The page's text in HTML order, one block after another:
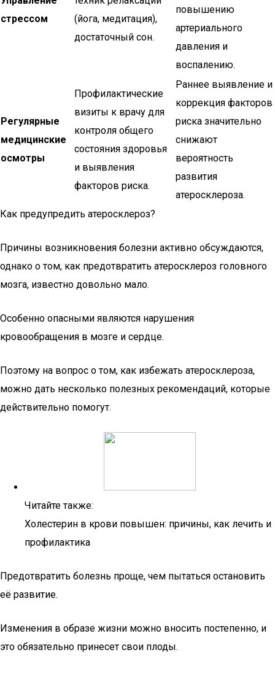
стрессом
(йога, медитация),
достаточный сон.
повышению
артериального
давления и
воспалению.
Регулярные
медицинские
осмотры
Профилактические
визиты к врачу для
контроля общего
состояния здоровья
и выявления
факторов риска.
Раннее выявление и
коррекция факторов
риска значительно
снижают
вероятность
развития
атеросклероза.
Как предупредить атеросклероз?
Причины возникновения болезни активно обсуждаются,
однако о том, как предотвратить атеросклероз головного
мозга, известно довольно мало.
Особенно опасными являются нарушения
кровообращения в мозге и сердце.
Поэтому на вопрос о том, как избежать атеросклероза,
можно дать несколько полезных рекомендаций, которые
действительно помогут.
Читайте также:
Холестерин в крови повышен: причины, как лечить и
профилактика
Предотвратить болезнь проще, чем пытаться остановить
её развитие.
Изменения в образе жизни можно вносить постепенно, и
это обязательно принесет свои плоды.